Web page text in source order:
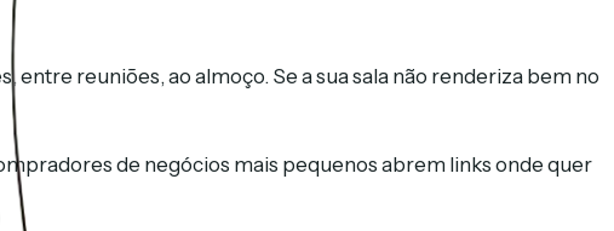
reuniões, ao almoço. Se a sua sala não renderiza bem no
de negócios mais pequenos abrem links onde quer